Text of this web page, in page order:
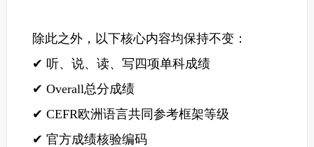
除此之外，以下核心内容均保持不变：
✔ 听、说、读、写四项单科成绩
✔ Overall总分成绩
✔ CEFR欧洲语言共同参考框架等级
✔ 官方成绩核验编码